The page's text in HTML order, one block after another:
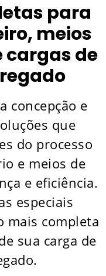
para
meios
cargas de
concepção e
que
do processo
e meios de
e eficiência.
especiais
mais completa
sua carga de